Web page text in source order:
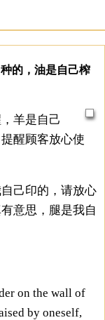
的，油是自己榨
羊是自己
醒顾客放心使
己印的，请放心
意思，腿是我自
on the wall of
by oneself,